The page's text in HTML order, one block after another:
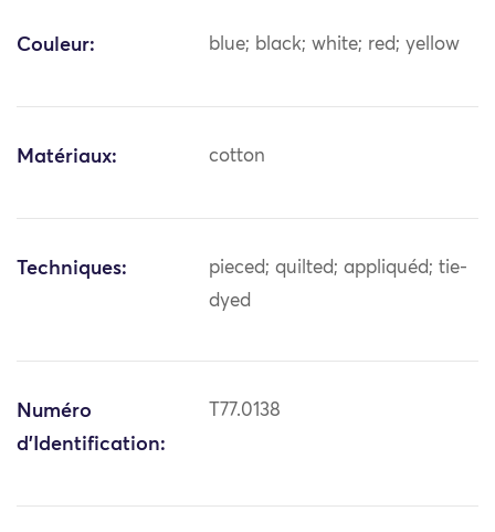
Couleur: blue; black; white; red; yellow
Matériaux: cotton
Techniques:
pieced; quilted; appliquéd; tie-
dyed
Numéro
d'Identification:
T77.0138